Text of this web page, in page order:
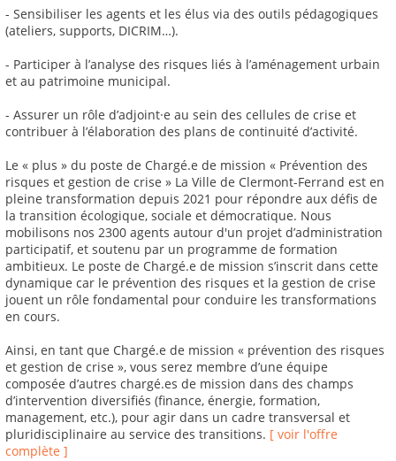
- Sensibiliser les agents et les élus via des outils pédagogiques
(ateliers, supports, DICRIM…).
- Participer à l’analyse des risques liés à l’aménagement urbain
et au patrimoine municipal.
- Assurer un rôle d’adjoint·e au sein des cellules de crise et
contribuer à l’élaboration des plans de continuité d’activité.
Le « plus » du poste de Chargé.e de mission « Prévention des
risques et gestion de crise » La Ville de Clermont-Ferrand est en
pleine transformation depuis 2021 pour répondre aux défis de
la transition écologique, sociale et démocratique. Nous
mobilisons nos 2300 agents autour d'un projet d’administration
participatif, et soutenu par un programme de formation
ambitieux. Le poste de Chargé.e de mission s’inscrit dans cette
dynamique car le prévention des risques et la gestion de crise
jouent un rôle fondamental pour conduire les transformations
en cours.
Ainsi, en tant que Chargé.e de mission « prévention des risques
et gestion de crise », vous serez membre d’une équipe
composée d’autres chargé.es de mission dans des champs
d’intervention diversifiés (finance, énergie, formation,
management, etc.), pour agir dans un cadre transversal et
pluridisciplinaire au service des transitions. [ voir l'offre
complète ]